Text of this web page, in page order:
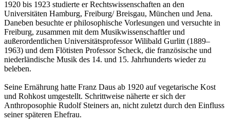
1920 bis 1923 studierte er Rechtswissenschaften an den
Universitäten Hamburg, Freiburg/ Breisgau, München und Jena.
Daneben besuchte er philosophische Vorlesungen und versuchte in
Freiburg, zusammen mit dem Musikwissenschaftler und
außerordentlichen Universitätsprofessor Wilibald Gurlitt (1889–
1963) und dem Flötisten Professor Scheck, die französische und
niederländische Musik des 14. und 15. Jahrhunderts wieder zu
beleben.
Seine Ernährung hatte Franz Daus ab 1920 auf vegetarische Kost
und Rohkost umgestellt. Schrittweise näherte er sich der
Anthroposophie Rudolf Steiners an, nicht zuletzt durch den Einfluss
seiner späteren Ehefrau.